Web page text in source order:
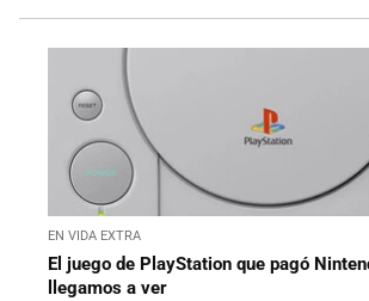
EN VIDA EXTRA
El juego de PlayStation que pagó
llegamos a ver